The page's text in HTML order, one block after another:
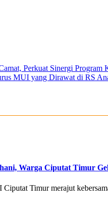
Perkuat Sinergi Program
MUI yang Dirawat di RS
Warga Ciputat Timur
Timur merajut